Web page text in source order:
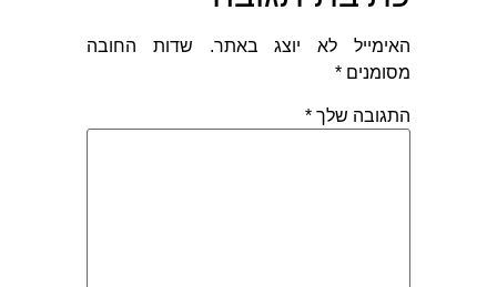
האימייל לא יוצג באתר.
שדות החובה
מסומנים *
התגובה שלך *